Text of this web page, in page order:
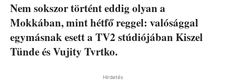
Nem sokszor történt eddig olyan a
Mokkában, mint hétfő reggel: valósággal
egymásnak esett a TV2 stúdiójában Kiszel
Tünde és Vujity Tvrtko.
Hirdetés